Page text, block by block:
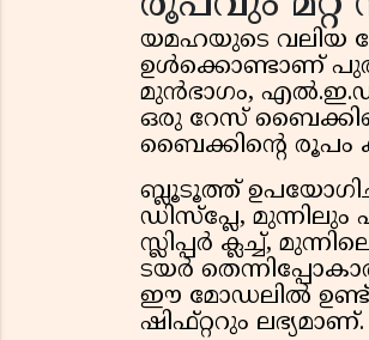
യമഹയുടെ വലിയ
ഉൾക്കൊണ്ടാണ്
മുൻഭാഗം,
ഒരു റേസ്
ബൈക്കിന്റെ
ബ്ലൂടൂത്ത്
ഡിസ്പ്ലേ,
സ്ലിപ്പർ
ടയർ
ഈ മോഡലിൽ ഉണ്ട്.
ഷിഫ്റ്ററും ലഭ്യമാണ്.